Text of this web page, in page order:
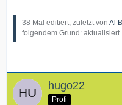
38 Mal editiert, zuletzt von Al
folgendem Grund: aktualisiert
hugo22
Profi